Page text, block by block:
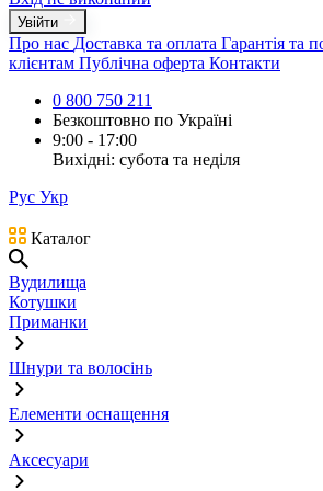
Увійти
Про нас Доставка та оплата Гарантія та
клієнтам Публічна оферта Контакти
0 800 750 211
Безкоштовно по Україні
9:00 - 17:00
Вихідні: субота та неділя
Рус Укр
Каталог
Вудилища
Котушки
Приманки
Шнури та волосінь
Елементи оснащення
Аксесуари